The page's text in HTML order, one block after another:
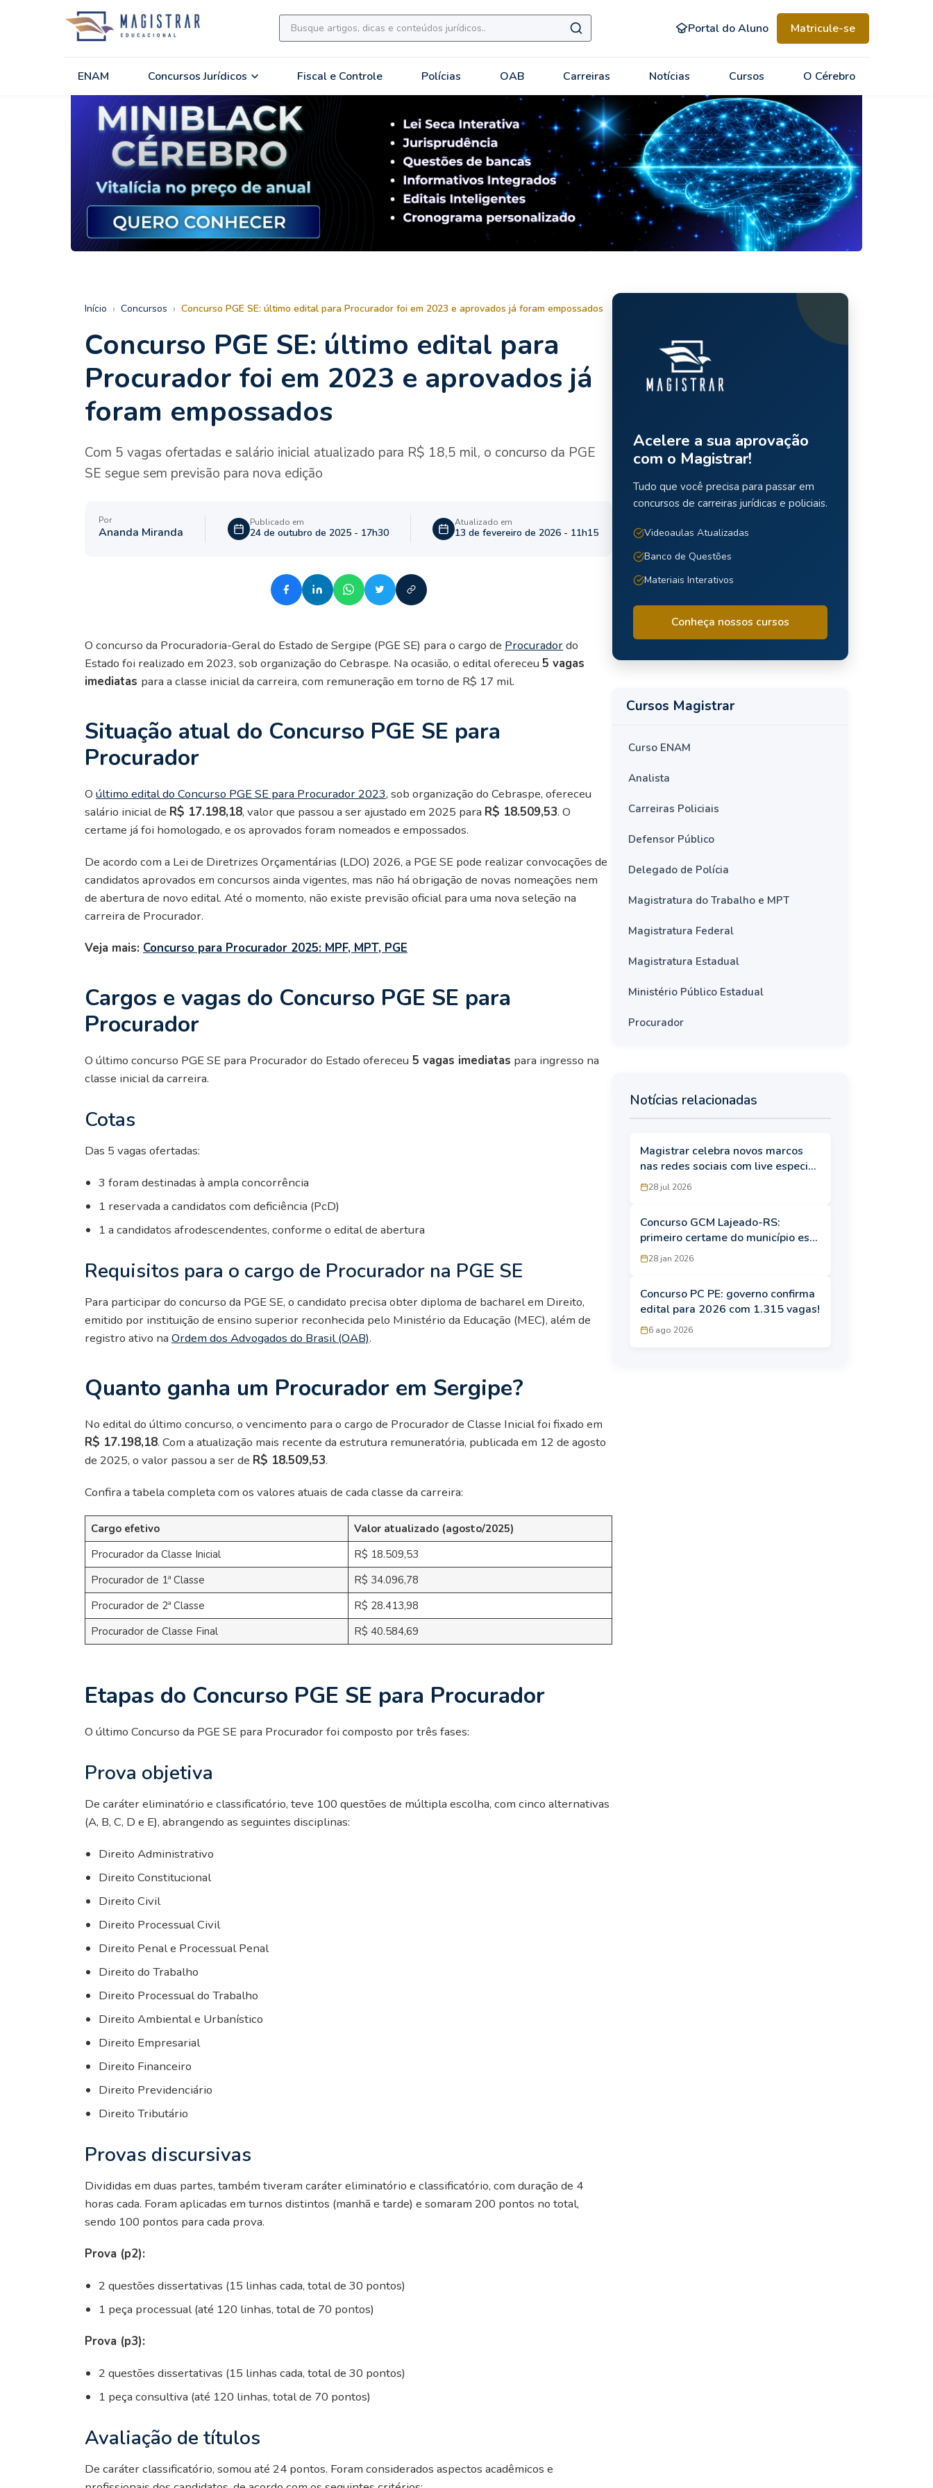
Portal do Aluno Matricule-se
ENAM Concursos Jurídicos Fiscal e Controle Polícias OAB Carreiras Notícias Cursos O Cérebro
Início › Concursos › Concurso PGE SE: último edital para Procurador foi em 2023 e aprovados já foram empossados
Concurso PGE SE: último edital para
Procurador foi em 2023 e aprovados já
foram empossados
Com 5 vagas ofertadas e salário inicial atualizado para R$ 18,5 mil, o concurso da PGE
SE segue sem previsão para nova edição
Por
Ananda Miranda
Publicado em
24 de outubro de 2025 - 17h30
Atualizado em
13 de fevereiro de 2026 - 11h15
O concurso da Procuradoria-Geral do Estado de Sergipe (PGE SE) para o cargo de Procuradordo
Estado foi realizado em 2023, sob organização do Cebraspe. Na ocasião, o edital ofereceu 5 vagas
imediatas para a classe inicial da carreira, com remuneração em torno de R$ 17 mil.
Situação atual do Concurso PGE SE para
Procurador
O último edital do Concurso PGE SE para Procurador 2023, sob organização do Cebraspe, ofereceu
salário inicial de R$ 17.198,18, valor que passou a ser ajustado em 2025 para R$ 18.509,53. O
certame já foi homologado, e os aprovados foram nomeados e empossados.
De acordo com a Lei de Diretrizes Orçamentárias (LDO) 2026, a PGE SE pode realizar convocações de
candidatos aprovados em concursos ainda vigentes, mas não há obrigação de novas nomeações nem
de abertura de novo edital. Até o momento, não existe previsão oficial para uma nova seleção na
carreira de Procurador.
Veja mais: Concurso para Procurador 2025: MPF, MPT, PGE
Cargos e vagas do Concurso PGE SE para
Procurador
O último concurso PGE SE para Procurador do Estado ofereceu 5 vagas imediatas para ingresso na
classe inicial da carreira.
Cotas
Das 5 vagas ofertadas:
3 foram destinadas à ampla concorrência
1 reservada a candidatos com deficiência (PcD)
1 a candidatos afrodescendentes, conforme o edital de abertura
Requisitos para o cargo de Procurador na PGE SE
Para participar do concurso da PGE SE, o candidato precisa obter diploma de bacharel em Direito,
emitido por instituição de ensino superior reconhecida pelo Ministério da Educação (MEC), além de
registro ativo na Ordem dos Advogados do Brasil (OAB).
Quanto ganha um Procurador em Sergipe?
No edital do último concurso, o vencimento para o cargo de Procurador de Classe Inicial foi fixado em
R$ 17.198,18. Com a atualização mais recente da estrutura remuneratória, publicada em 12 de agosto
de 2025, o valor passou a ser de R$ 18.509,53.
Confira a tabela completa com os valores atuais de cada classe da carreira:
Cargo efetivo
Valor atualizado (agosto/2025)
Procurador da Classe Inicial
R$ 18.509,53
Procurador de 1ª Classe
R$ 34.096,78
Procurador de 2ª Classe
R$ 28.413,98
Procurador de Classe Final
R$ 40.584,69
Etapas do Concurso PGE SE para Procurador
O último Concurso da PGE SE para Procurador foi composto por três fases:
Prova objetiva
De caráter eliminatório e classificatório, teve 100 questões de múltipla escolha, com cinco alternativas
(A, B, C, D e E), abrangendo as seguintes disciplinas:
Direito Administrativo
Direito Constitucional
Direito Civil
Direito Processual Civil
Direito Penal e Processual Penal
Direito do Trabalho
Direito Processual do Trabalho
Direito Ambiental e Urbanístico
Direito Empresarial
Direito Financeiro
Direito Previdenciário
Direito Tributário
Provas discursivas
Divididas em duas partes, também tiveram caráter eliminatório e classificatório, com duração de 4
horas cada. Foram aplicadas em turnos distintos (manhã e tarde) e somaram 200 pontos no total,
sendo 100 pontos para cada prova.
Prova (p2):
2 questões dissertativas (15 linhas cada, total de 30 pontos)
1 peça processual (até 120 linhas, total de 70 pontos)
Prova (p3):
2 questões dissertativas (15 linhas cada, total de 30 pontos)
1 peça consultiva (até 120 linhas, total de 70 pontos)
Avaliação de títulos
De caráter classificatório, somou até 24 pontos. Foram considerados aspectos acadêmicos e
Acelere a sua aprovação
com o Magistrar!
Tudo que você precisa para passar em
concursos de carreiras jurídicas e policiais.
Videoaulas Atualizadas
Banco de Questões
Materiais Interativos
Conheça nossos cursos
Cursos Magistrar
Curso ENAM
Analista
Carreiras Policiais
Defensor Público
Delegado de Polícia
Magistratura do Trabalho e MPT
Magistratura Federal
Magistratura Estadual
Ministério Público Estadual
Procurador
Notícias relacionadas
Magistrar celebra novos marcos
nas redes sociais com live especial
e descontos imperdíveis nesta
28 jul 2026
Concurso GCM Lajeado-RS:
primeiro certame do município está
em planejamento
28 jan 2026
Concurso PC PE: governo confirma
edital para 2026 com 1.315 vagas!
6 ago 2026